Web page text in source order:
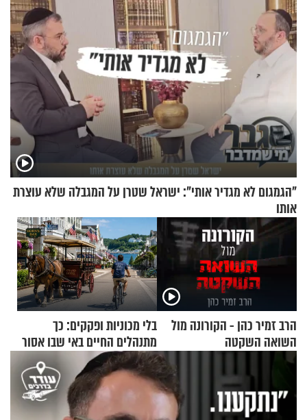
"הגמגום לא מגדיר אותי": ישראל שטרן על המגבלה שלא עוצרת
אותו
הרב זמיר כהן - הקורונה מול
השואה השקטה
בלי מכוניות ופקקים: כך
מתנהלים החיים באי שבו אסור
לנהוג כבר יותר מ-120 שנה